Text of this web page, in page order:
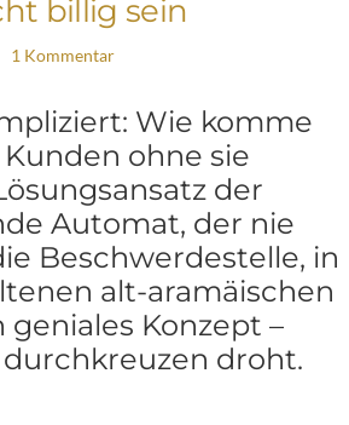
billig sein
1 Kommentar
Wie komme
ohne sie
der
Automat, der nie
Beschwerdestelle, in
alt-aramäischen
Konzept –
droht.